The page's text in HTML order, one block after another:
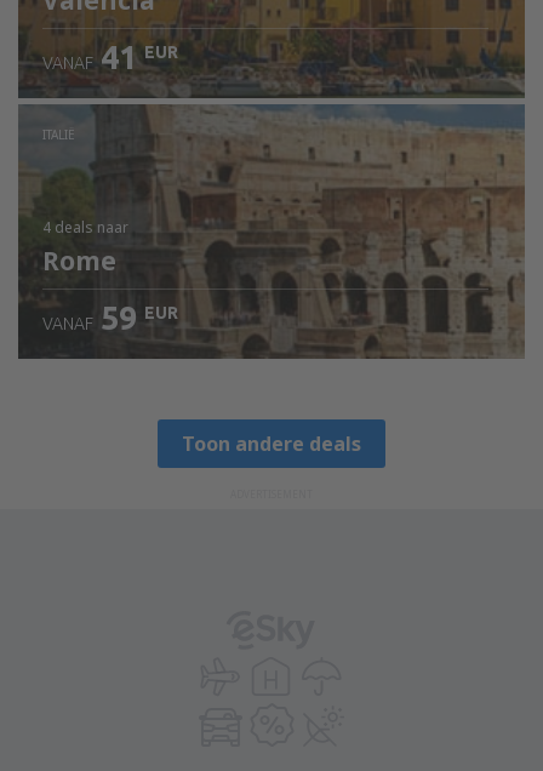
VANAF 41 EUR
ITALIË
4 deals naar
Rome
VANAF 59 EUR
Toon andere deals